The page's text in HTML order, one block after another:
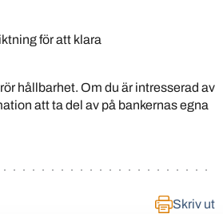
för att klara
hållbarhet. Om du är intresserad av
att ta del av på bankernas egna
Skriv ut